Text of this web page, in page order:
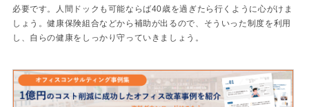
必要です。人間ドックも可能ならば40歳を過ぎたら行くように心がけま
しょう。健康保険組合などから補助が出るので、そういった制度を利用
し、自らの健康をしっかり守っていきましょう。